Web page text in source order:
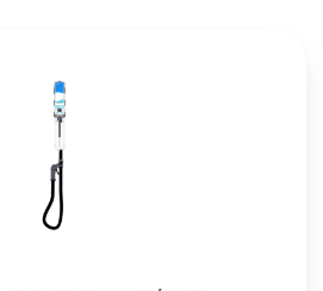
żywności
i magazynowych
gastronomicznych